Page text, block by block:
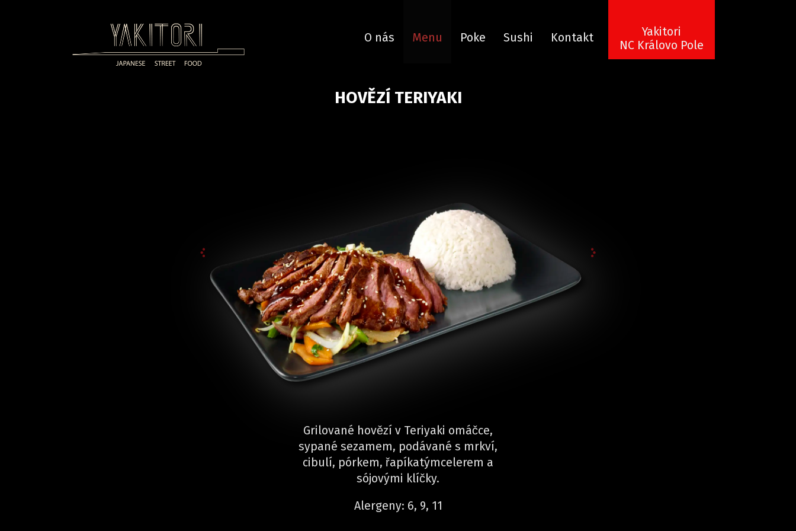
O nás Menu Poke Sushi Kontakt
Yakitori
NC Královo Pole
HOVĚZÍ TERIYAKI
Grilované hovězí v Teriyaki omáčce,
sypané sezamem, podávané s mrkví,
cibulí, pórkem, řapíkatýmcelerem a
sójovými klíčky.
Alergeny: 6, 9, 11